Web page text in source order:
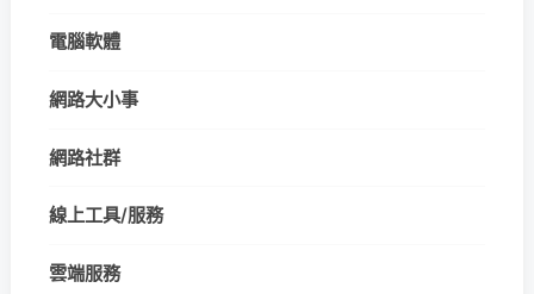
電腦軟體
網路大小事
網路社群
線上工具/服務
雲端服務